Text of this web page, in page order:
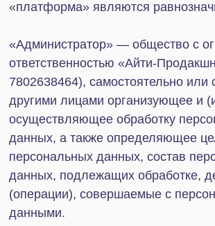
подтверждением того, что все и любые условия
ограничений, при этом Акцепт Оферты
подтверждает, что Пользователь ознакомлен со
всеми условиями оказания Услуг и условиями
Оферты, что Пользователю понятны все условия
оказания Услуги и условия Оферты, что
Пользователь воспользовался правом получить у
Администратора все и любые разъяснения
относительно условий оказания Услуг и Оферты,
а также подтверждает то, что условия оказания
услуг и Оферты полностью соответствуют воле
Пользователя. Акцепт Оферты означает, что
Оферта не содержит указанных в п. 2 ст. 428
содержит иных явно обременительных для